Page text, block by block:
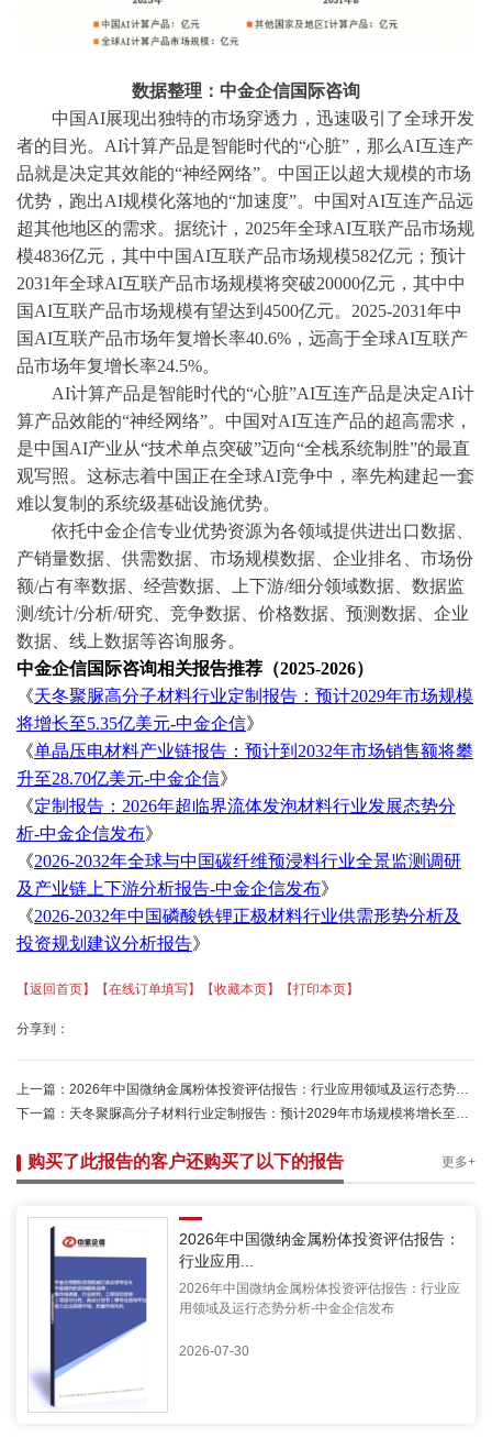
数据整理：中金企信国际咨询
中国 AI展现出独特的市场穿透力，迅速吸引了全球开发
者的目光。AI计算产品是智能时代的“心脏”，那么AI互连产
品就是决定其效能的“神经网络”。中国正以超大规模的市场
优势，跑出AI规模化落地的“加速度”。中国对AI互连产品远
超其他地区的需求。据统计，2025年全球AI互联产品市场规
模4836亿元，其中中国AI互联产品市场规模582亿元；预计
2031年全球AI互联产品市场规模将突破20000亿元，其中中
国AI互联产品市场规模有望达到4500亿元。2025-2031年中
国AI互联产品市场年复增长率40.6%，远高于全球AI互联产
品市场年复增长率24.5%。
AI计算产品是智能时代的“心脏”AI互连产品是决定AI计
算产品效能的“神经网络”。中国对AI互连产品的超高需求，
是中国AI产业从“技术单点突破”迈向“全栈系统制胜”的最直
观写照。这标志着中国正在全球AI竞争中，率先构建起一套
难以复制的系统级基础设施优势。
依托中金企信专业优势资源为各领域提供进出口数据、
产销量数据、供需数据、市场规模数据、 企业排名、 市场份
额/占有率数据、经营数据、上下游/细分领域数据、数据监
测/统计/分析/研究、竞争数据、价格数据、预测数据、企业
数据、线上数据等咨询服务。
中金企信国际咨询相关报告推荐（2025-2026）
《天冬聚脲高分子材料行业定制报告：预计2029年市场规模
将增长至5.35亿美元-中金企信》
《单晶压电材料产业链报告：预计到 2032年市场销售额将攀
升至28.70亿美元-中金企信》
《定制报告： 2026年超临界流体发泡材料行业发展态势分
析-中金企信发布》
《2026-2032年全球与中国碳纤维预浸料行业全景监测调研
及产业链上下游分析报告-中金企信发布》
《2026-2032年中国磷酸铁锂正极材料行业供需形势分析及
投资规划建议分析报告》
【返回首页】 【在线订单填写】 【收藏本页】 【打印本页】
分享到：
上一篇： 2026年中国微纳金属粉体投资评估报告：行业应用领域及运行态势分析-中金企信发布
下一篇： 天冬聚脲高分子材料行业定制报告：预计2029年市场规模将增长至5.35亿美元-中金企信
购买了此报告的客户还购买了以下的报告 更多+
2026年中国微纳金属粉体投资评估报告：
行业应用...
2026年中国微纳金属粉体投资评估报告：行业应
用领域及运行态势分析-中金企信发布
2026-07-30